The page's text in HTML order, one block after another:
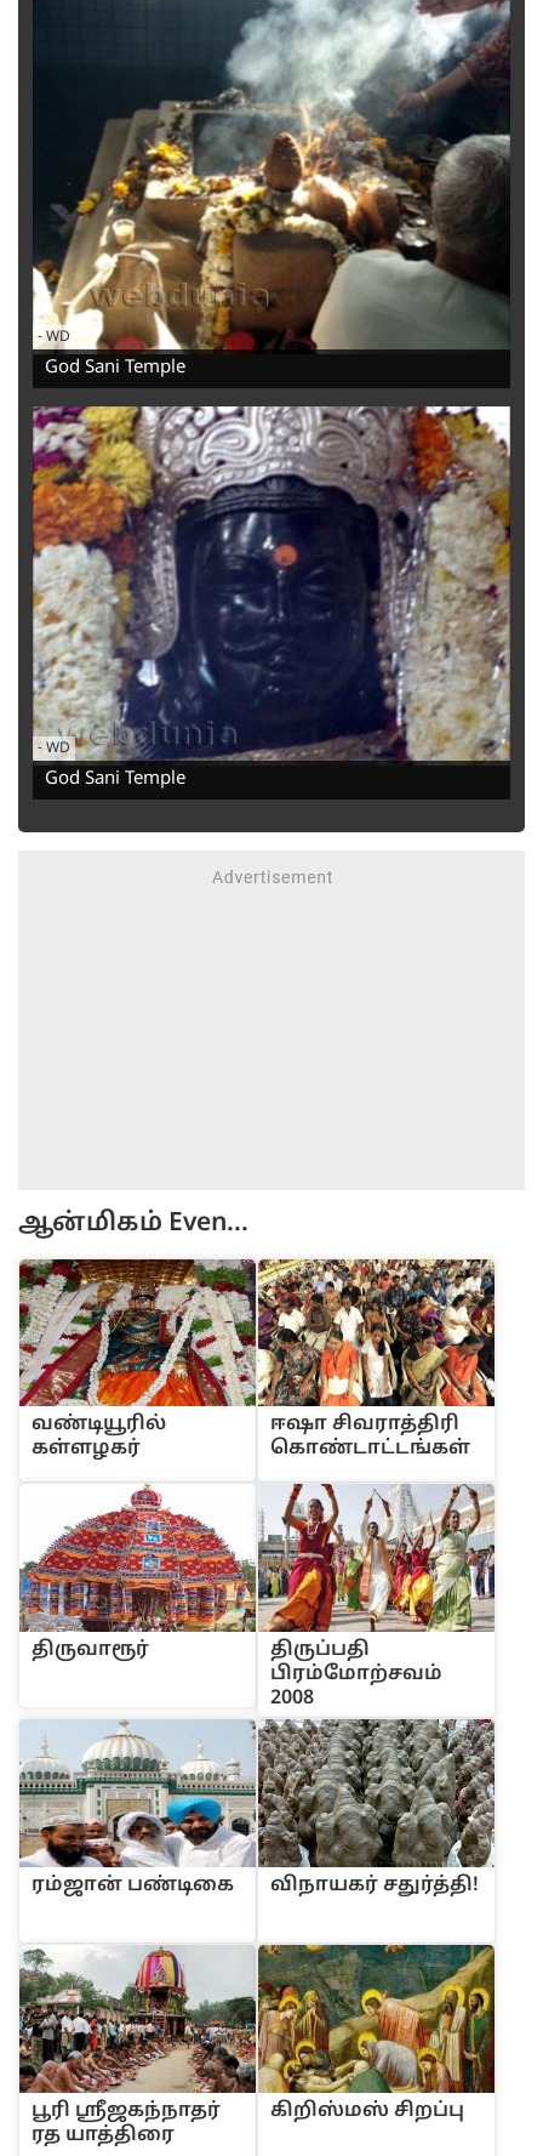
- WD
God Sani Temple
- WD
God Sani Temple
ஆன்மிகம் Even...
வ‌ண்டியூ‌ரி‌ல்
க‌ள்ளழக‌ர்
ஈஷா ‌சிவரா‌த்‌தி‌ரி
கொ‌ண்டா‌ட்ட‌ங்க‌ள்
‌திருவாரூ‌ர்
‌திரு‌ப்ப‌தி
‌பிர‌ம்மோ‌ற்சவ‌ம்
2008
ர‌ம்ஜா‌ன் ப‌ண்டிகை ‌விநாயக‌ர் சது‌ர்‌த்‌தி!
பூ‌ரி ஸ்ரீஜக‌ந்நாத‌ர்
ரத யா‌த்‌திரை
‌கி‌றி‌ஸ்ம‌ஸ் ‌சிற‌ப்பு